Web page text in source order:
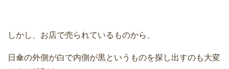
しかし、お店で売られているものから、
日傘の外側が白で内側が黒というものを探し出すのも大変